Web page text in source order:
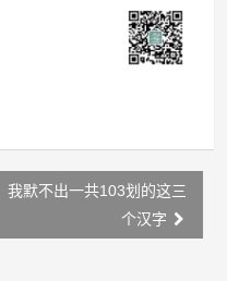
我默不出一共103划的这三
个汉字